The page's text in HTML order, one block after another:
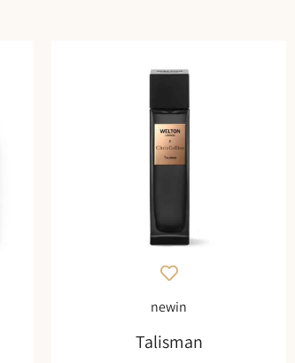
newin
Talisman